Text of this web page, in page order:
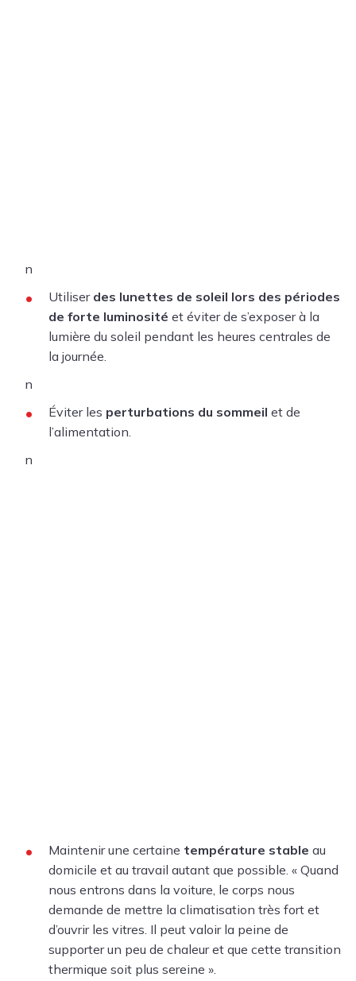
n
Utiliserdes lunettes de soleil lors des périodes
de forte luminosité et éviter de s’exposer à la
lumière du soleil pendant les heures centrales de
la journée.
n
Éviter les perturbations du sommeil et de
l’alimentation.
n
Maintenir une certaine température stable au
domicile et au travail autant que possible. « Quand
nous entrons dans la voiture, le corps nous
demande de mettre la climatisation très fort et
d’ouvrir les vitres. Il peut valoir la peine de
supporter un peu de chaleur et que cette transition
thermique soit plus sereine ».